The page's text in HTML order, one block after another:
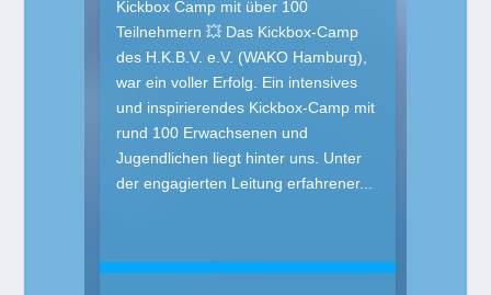
Kickbox Camp mit über 100
Teilnehmern 💥 Das Kickbox-Camp
des H.K.B.V. e.V. (WAKO Hamburg),
war ein voller Erfolg. Ein intensives
und inspirierendes Kickbox-Camp mit
rund 100 Erwachsenen und
Jugendlichen liegt hinter uns. Unter
der engagierten Leitung erfahrener...